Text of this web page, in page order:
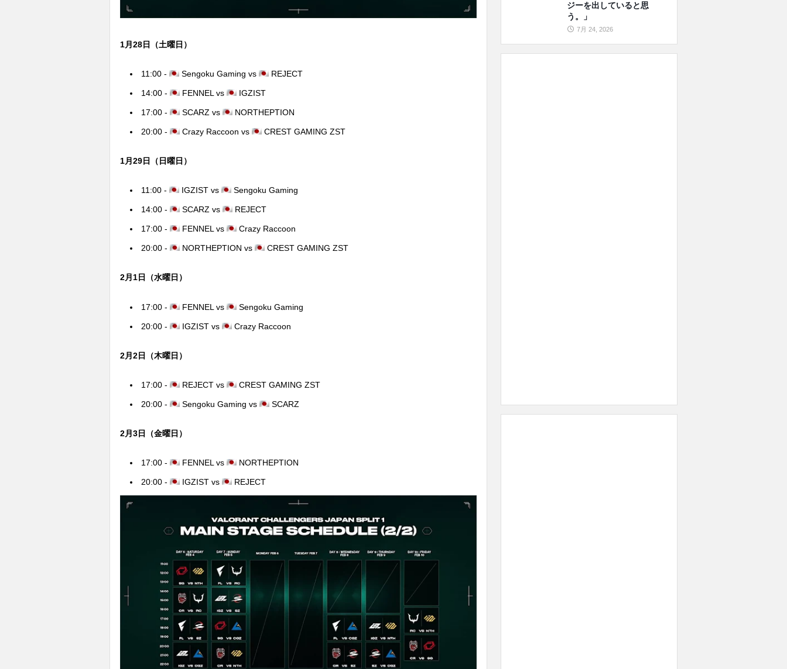
1月28日（土曜日）
11:00 - Sengoku Gaming vs REJECT
14:00 - FENNEL vs IGZIST
17:00 - SCARZ vs NORTHEPTION
20:00 - Crazy Raccoon vs CREST GAMING ZST
1月29日（日曜日）
11:00 - IGZIST vs Sengoku Gaming
14:00 - SCARZ vs REJECT
17:00 - FENNEL vs Crazy Raccoon
20:00 - NORTHEPTION vs CREST GAMING ZST
2月1日（水曜日）
17:00 - FENNEL vs Sengoku Gaming
20:00 - IGZIST vs Crazy Raccoon
2月2日（木曜日）
17:00 - REJECT vs CREST GAMING ZST
20:00 - Sengoku Gaming vs SCARZ
2月3日（金曜日）
17:00 - FENNEL vs NORTHEPTION
20:00 - IGZIST vs REJECT
ジーを出していると思
う。」
7月 24, 2026